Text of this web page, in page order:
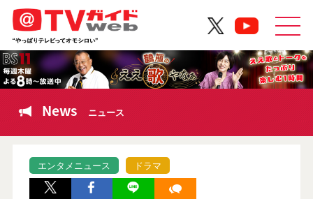
News ニュース
エンタメニュース ドラマ